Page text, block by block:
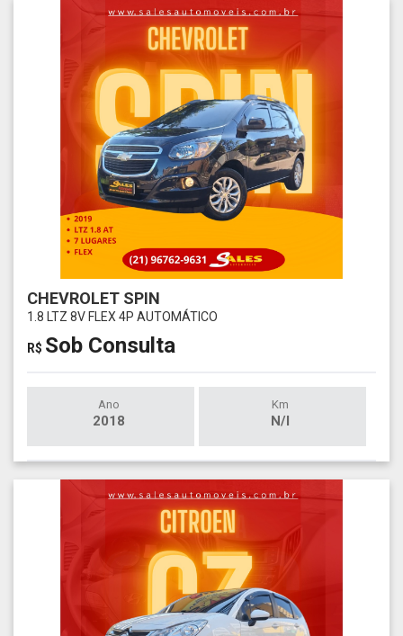
CHEVROLET SPIN
1.8 LTZ 8V FLEX 4P AUTOMÁTICO
R$ Sob Consulta
Ano
2018
Km
N/I